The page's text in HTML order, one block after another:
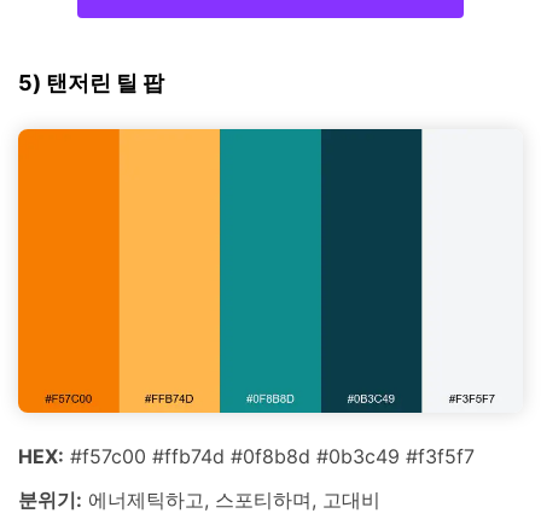
5) 탠저린 틸 팝
HEX: #f57c00 #ffb74d #0f8b8d #0b3c49 #f3f5f7
분위기: 에너제틱하고, 스포티하며, 고대비